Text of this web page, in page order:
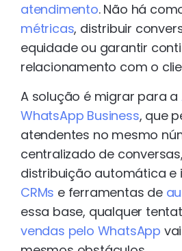
atendimento. Não há
métricas, distribuir
equidade ou garantir
relacionamento com o
A solução é migrar para a
WhatsApp Business, que
atendentes no mesmo
centralizado de
distribuição automática e
CRMs e ferramentas de
essa base, qualquer
vendas pelo WhatsApp